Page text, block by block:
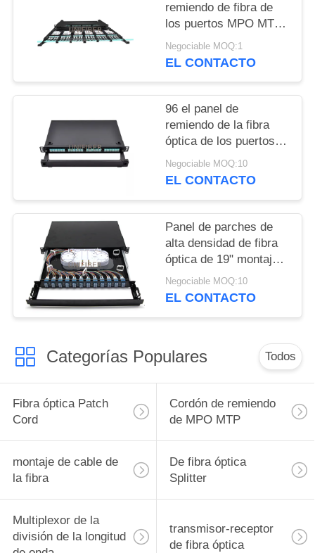
POLICY
remiendo de fibra de
los puertos MPO MTP
con capacidad del
casete de 8F 12F
Negociable MOQ:1
EL CONTACTO
96 el panel de
remiendo de la fibra
óptica de los puertos
MPO MTP con los
módulos del casete
Negociable MOQ:10
EL CONTACTO
Panel de parches de
alta densidad de fibra
óptica de 19" montaje
en bastidor 1U 96F
adaptador LC Quad
Negociable MOQ:10
EL CONTACTO
Categorías Populares Todos
Fibra óptica Patch
Cord
Cordón de remiendo
de MPO MTP
montaje de cable de
la fibra
De fibra óptica
Splitter
Multiplexor de la
división de la longitud
transmisor-receptor
de fibra óptica